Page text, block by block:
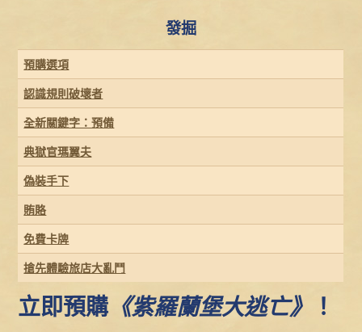
發掘
預購選項
認識規則破壞者
全新關鍵字：預備
典獄官瑪翼夫
偽裝手下
賄賂
免費卡牌
搶先體驗旅店大亂鬥
立即預購 《紫羅蘭堡大逃亡》 ！